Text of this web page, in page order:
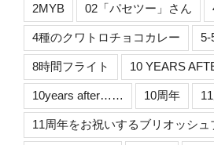
2MYB 02「パセツー」さん
4種のクワトロチョコカレー 5-
8時間フライト 10 YEARS
10years after…… 10周年
11周年をお祝いするブリオッシュ